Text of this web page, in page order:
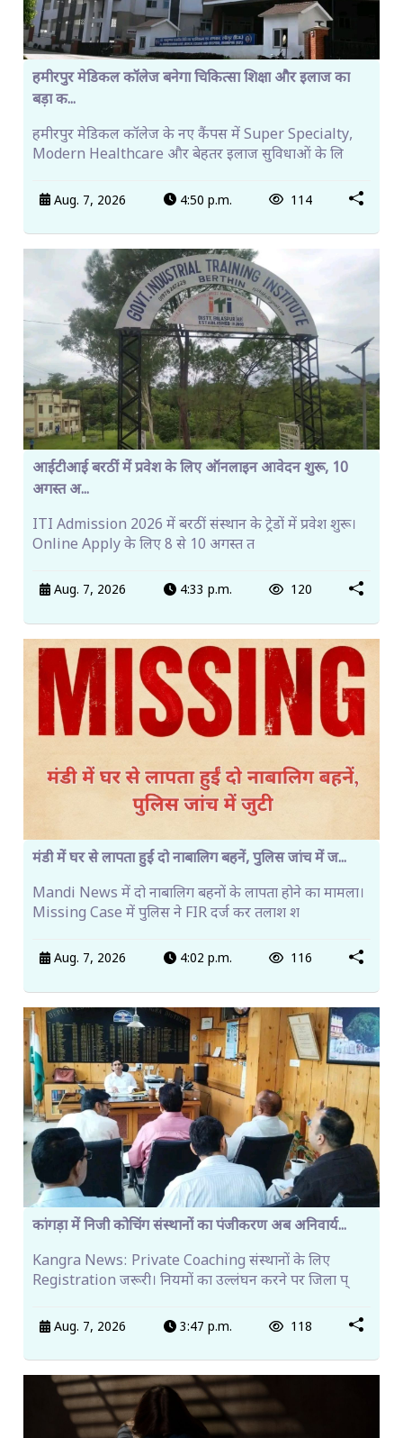
हमीरपुर मेडिकल कॉलेज बनेगा चिकित्सा शिक्षा और इलाज का
बड़ा क...
हमीरपुर मेडिकल कॉलेज के नए कैंपस में Super Specialty,
Modern Healthcare और बेहतर इलाज सुविधाओं के लि
Aug. 7, 2026 4:50 p.m. 114
आईटीआई बरठीं में प्रवेश के लिए ऑनलाइन आवेदन शुरू, 10
अगस्त अ...
ITI Admission 2026 में बरठीं संस्थान के ट्रेडों में प्रवेश शुरू।
Online Apply के लिए 8 से 10 अगस्त त
Aug. 7, 2026 4:33 p.m. 120
मंडी में घर से लापता हुईं दो नाबालिग बहनें, पुलिस जांच में ज...
Mandi News में दो नाबालिग बहनों के लापता होने का मामला।
Missing Case में पुलिस ने FIR दर्ज कर तलाश श
Aug. 7, 2026 4:02 p.m. 116
कांगड़ा में निजी कोचिंग संस्थानों का पंजीकरण अब अनिवार्य...
Kangra News: Private Coaching संस्थानों के लिए
Registration जरूरी। नियमों का उल्लंघन करने पर जिला प्
Aug. 7, 2026 3:47 p.m. 118